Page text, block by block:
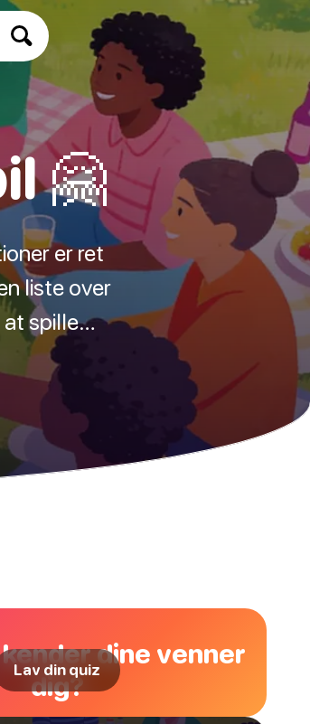
🤗
er ret
liste over
at spille…
dine venner
dig?
Lav din quiz